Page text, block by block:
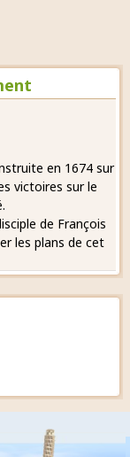
en 1674 sur
victoires sur le
de François
les plans de cet